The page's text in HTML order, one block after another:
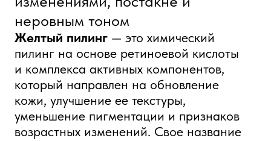
пилинг на основе ретиноевой кислоты
и комплекса активных компонентов,
который направлен на обновление
кожи, улучшение ее текстуры,
уменьшение пигментации и признаков
возрастных изменений. Свое название
процедура получила из-за характерного
желтоватого оттенка состава.
Этот вид пилинга считается более
активным, чем миндальный или
салициловый, поэтому его часто